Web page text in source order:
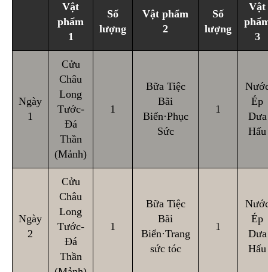
Vật
phẩm
1
Số
lượng
Vật phẩm
2
Số
lượng
Vật
3
Ngày
1
Cửu
Châu
Long
Tước-
Đá
Thần
(Mảnh)
1
Bữa Tiệc
Bãi
Biển·Phục
Sức
1
Ép
Dưa
Hấu
Ngày
2
Cửu
Châu
Long
Tước-
Đá
Thần
1
Bữa Tiệc
Bãi
Biển·Trang
sức tóc
1
Ép
Dưa
Hấu